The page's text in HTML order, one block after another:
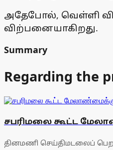
அதேபோல், வெள்ளி
விற்பனையாகிறது.
Summary
Regarding the
சபரிமலை கூட்ட
தினமணி செய்திமடலைப்